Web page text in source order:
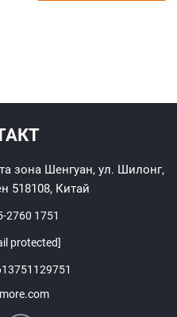
зона Шенгуан, ул. Шилонг,
518108, Китай
2760 1751
protected]